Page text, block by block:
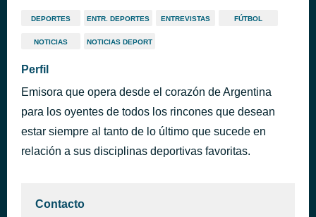
DEPORTES ENTR. DEPORTES ENTREVISTAS FÚTBOL
NOTICIAS NOTICIAS DEPORT
Perfil
Emisora que opera desde el corazón de Argentina
para los oyentes de todos los rincones que desean
estar siempre al tanto de lo último que sucede en
relación a sus disciplinas deportivas favoritas.
Contacto